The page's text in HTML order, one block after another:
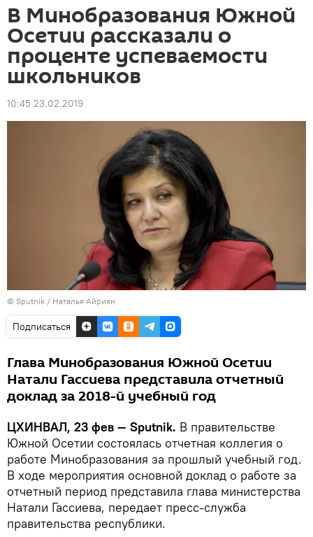
В Минобразования Южной
Осетии рассказали о
проценте успеваемости
школьников
10:45 23.02.2019
© Sputnik / Наталья Айриян
Подписаться
Глава Минобразования Южной Осетии
Натали Гассиева представила отчетный
доклад за 2018-й учебный год
ЦХИНВАЛ, 23 фев — Sputnik. В правительстве
Южной Осетии состоялась отчетная коллегия о
работе Минобразования за прошлый учебный год.
В ходе мероприятия основной доклад о работе за
отчетный период представила глава министерства
Натали Гассиева, передает пресс-служба
правительства республики.